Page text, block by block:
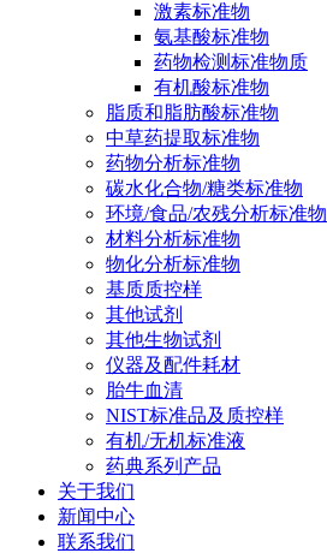
激素标准物
氨基酸标准物
药物检测标准物质
有机酸标准物
脂质和脂肪酸标准物
中草药提取标准物
药物分析标准物
碳水化合物/糖类标准物
环境/食品/农残分析标准物
材料分析标准物
物化分析标准物
基质质控样
其他试剂
其他生物试剂
仪器及配件耗材
胎牛血清
NIST标准品及质控样
有机/无机标准液
药典系列产品
关于我们
新闻中心
联系我们